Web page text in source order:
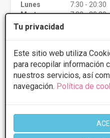
Tu privacidad
Este sitio web utiliza
para recopilar información
nuestros servicios, así
navegación. Política de
Lunes
7:30 - 20:30
Martes
7:30 -
Miércoles
Más información